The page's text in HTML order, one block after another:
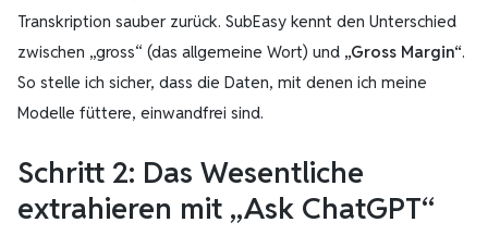
Transkription sauber zurück. SubEasy kennt den Unterschied
zwischen „gross“ (das allgemeine Wort) und „Gross Margin“.
So stelle ich sicher, dass die Daten, mit denen ich meine
Modelle füttere, einwandfrei sind.
Schritt 2: Das Wesentliche
extrahieren mit „Ask ChatGPT“